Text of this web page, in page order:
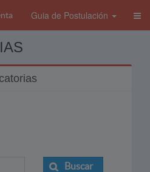
Guia de Postulación
Buscar